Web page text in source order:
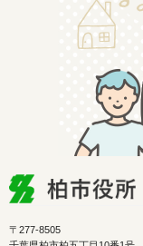
〒277-8505